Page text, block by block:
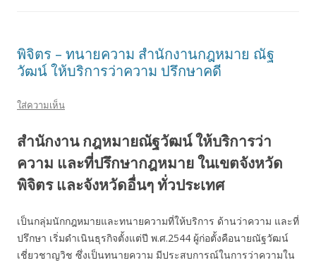
พิจิตร – ทนายความ สำนักงานกฎหมาย ณัฐ
วัฒน์ ให้บริการว่าความ ปรึกษาคดี
ใส่ความเห็น
สำนักงาน กฎหมายณัฐวัฒน์ ให้บริการว่า
ความ และที่ปรึกษากฎหมาย ในเขตจังหวัด
พิจิตร และจังหวัดอื่นๆ ทั่วประเทศ
เป็นกลุ่มนักกฎหมายและทนายความที่ให้บริการ ด้านว่าความ และที่
ปรึกษา เริ่มดำเนินธุรกิจตั้งแต่ปี พ.ศ.2544 ผู้ก่อตั้งคือนายณัฐวัฒน์
เชี่ยวชาญวิช ซึ่งเป็นทนายความ มีประสบการณ์ในการว่าความใน